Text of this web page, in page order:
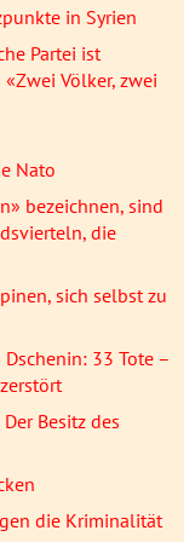
in Syrien
Partei ist
Völker, zwei
Nato
bezeichnen, sind
die
sich selbst zu
33 Tote –
Besitz des
die Kriminalität